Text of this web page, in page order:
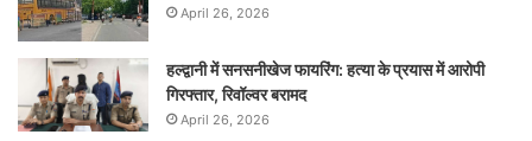
April 26, 2026
हल्द्वानी में सनसनीखेज फायरिंग: हत्या के प्रयास में आरोपी
गिरफ्तार, रिवॉल्वर बरामद
April 26, 2026